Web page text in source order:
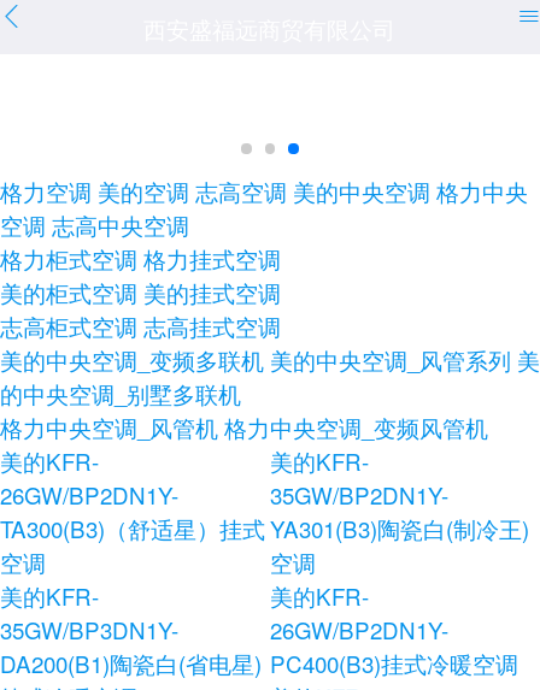
格力空调 美的空调 志高空调 美的中央空调 格力中央
空调 志高中央空调
格力柜式空调 格力挂式空调
美的柜式空调 美的挂式空调
志高柜式空调 志高挂式空调
美的中央空调_变频多联机 美的中央空调_风管系列 美
的中央空调_别墅多联机
格力中央空调_风管机格力中央空调_变频风管机
美的KFR-
26GW/BP2DN1Y-
TA300(B3)（舒适星）挂式
空调
美的KFR-
35GW/BP2DN1Y-
YA301(B3)陶瓷白(制冷王)
空调
美的KFR-
35GW/BP3DN1Y-
DA200(B1)陶瓷白(省电星)
美的KFR-
26GW/BP2DN1Y-
PC400(B3)挂式冷暖空调